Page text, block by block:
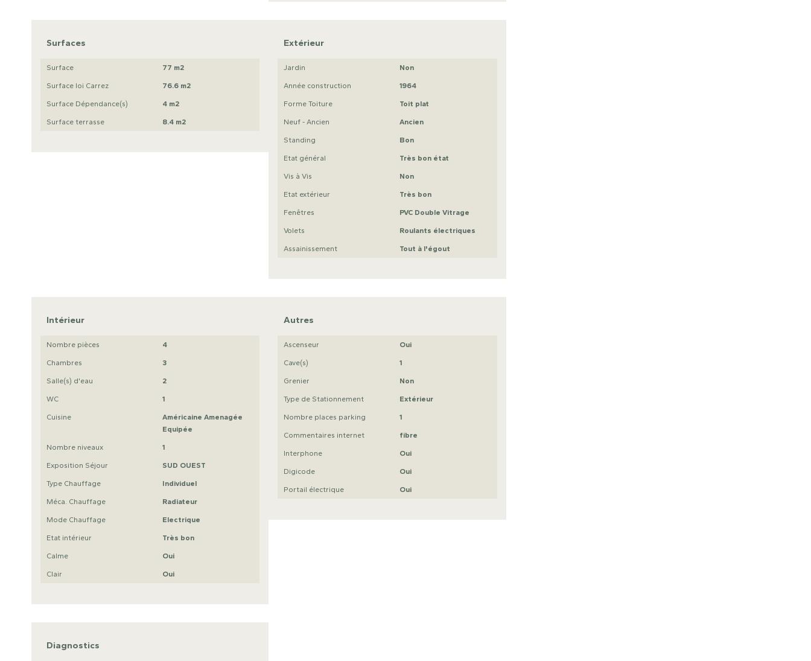
Surfaces
Surface 77 m2
Surface loi Carrez 76.6 m2
Surface Dépendance(s) 4 m2
Surface terrasse 8.4 m2
Extérieur
Jardin Non
Année construction 1964
Forme Toiture Toit plat
Neuf - Ancien Ancien
Standing Bon
Etat général Très bon état
Vis à Vis Non
Etat extérieur Très bon
Fenêtres PVC Double Vitrage
Volets Roulants électriques
Assainissement Tout à l'égout
Intérieur
Nombre pièces 4
Chambres 3
Salle(s) d'eau 2
WC 1
Cuisine
Américaine Amenagée
Equipée
Nombre niveaux 1
Exposition Séjour SUD OUEST
Type Chauffage Individuel
Méca. Chauffage Radiateur
Mode Chauffage Electrique
Etat intérieur Très bon
Calme Oui
Clair Oui
Autres
Ascenseur Oui
Cave(s) 1
Grenier Non
Type de Stationnement Extérieur
Nombre places parking 1
Commentaires internet fibre
Interphone Oui
Digicode Oui
Portail électrique Oui
Diagnostics